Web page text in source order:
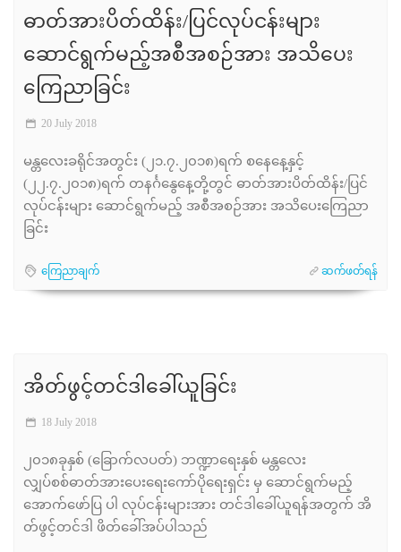
ဓာတ်အားပိတ်ထိန်း/ပြင်လုပ်ငန်းများ
ဆောင်ရွက်မည့်အစီအစဉ်အား အသိပေး
ကြေညာခြင်း
20 July 2018
မန္တလေးခရိုင်အတွင်း (၂၁.၇.၂၀၁၈)ရက် စနေနေ့နှင့်
(၂၂.၇.၂၀၁၈)ရက် တနင်္ဂနွေနေ့တို့တွင် ဓာတ်အားပိတ်ထိန်း/ပြင်
လုပ်ငန်းများ ဆောင်ရွက်မည့် အစီအစဉ်အား အသိပေးကြေညာ
ခြင်း
ကြေညာချက် ဆက်ဖတ်ရန်
အိတ်ဖွင့်တင်ဒါခေါ်ယူခြင်း
18 July 2018
၂၀၁၈ခုနှစ် (ခြောက်လပတ်) ဘဏ္ဍာရေးနှစ် မန္တလေး
လျှပ်စစ်ဓာတ်အားပေးရေးကော်ပိုရေးရှင်း မှ ဆောင်ရွက်မည့်
အောက်ဖော်ပြ ပါ လုပ်ငန်းများအား တင်ဒါခေါ်ယူရန်အတွက် အိ
တ်ဖွင့်တင်ဒါ ဖိတ်ခေါ်အပ်ပါသည်